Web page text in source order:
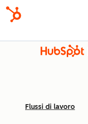
Flussi di lavoro